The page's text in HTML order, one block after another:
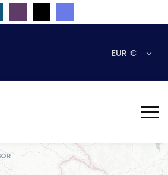
EUR €